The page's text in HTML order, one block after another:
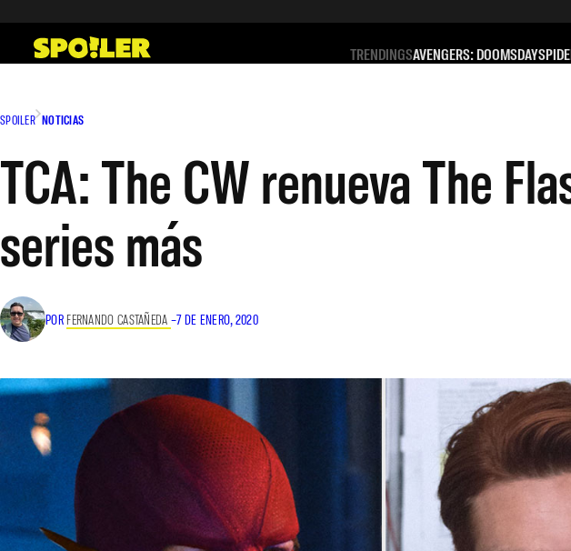
contenido
TRENDINGSAVENGERS: DOOMSDAY
SPOILER NOTICIAS
TCA: The CW renueva The
series más
POR FERNANDO CASTAÑEDA –7 DE ENERO, 2020